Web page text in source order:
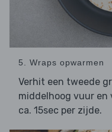
5. Wraps opwarmen
Verhit een tweede
middelhoog vuur en
ca. 15sec per zijde.